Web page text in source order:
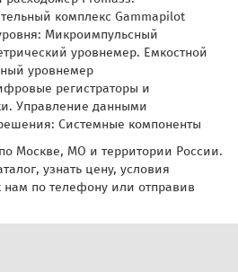
комплекс Gammapilot
Микроимпульсный
уровнемер. Емкостной
уровнемер
регистраторы и
Управление данными
Системные компоненты
Москве, МО и территории России.
узнать цену, условия
нам по телефону или отправив